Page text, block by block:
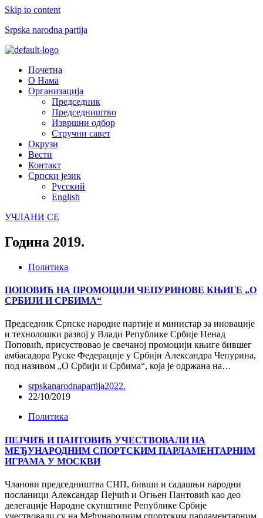
Skip to content
Srpska narodna partija
Menu
Почетна
О Нама
Организација
Председник
Председништво
Извршни одбор
Стручни савет
Окрузи
Вести
Контакт
Српски језик
Русский
English
УЧЛАНИ СЕ
Година 2019.
Политика
ПОПОВИЋ НА ПРОМОЦИЈИ ЧЕПУРИНОВЕ КЊИГЕ „О
СРБИЈИ И СРБИМА“
Председник Српске народне партије и министар за иновације
и технолошки развој у Влади Републике Србије Ненад
Поповић, присуствовао је свечаној промоцији књиге бившег
амбасадора Руске Федерације у Србији Александра Чепурина,
под називом „О Србији и Србима“, која је одржана на…
srpskanarodnapartija2022.
22/10/2019
Политика
ПЕЈЧИЋ И ПАНТОВИЋ УЧЕСТВОВАЛИ НА
МЕЂУНАРОДНИМ СПОРТСКИМ ПАРЛАМЕНТАРНИМ
ИГРАМА У МОСКВИ
Чланови председништва СНП, бивши и садашњи народни
посланици Александар Пејчић и Огњен Пантовић као део
делегације Народне скупштине Републике Србије
учествовали су на Међународним спортским парламентарним